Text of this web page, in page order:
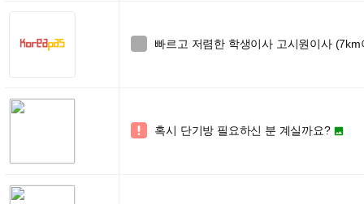
빠르고 저렴한 학생이사 고시원이사
 혹시 단기방 필요하신 분 계실까요? 